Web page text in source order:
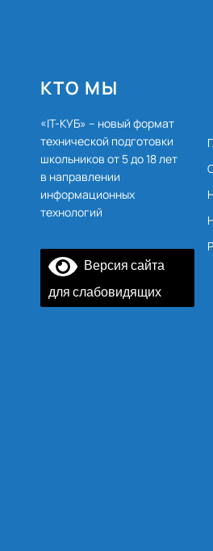
КТО МЫ
«IT-КУБ» – новый формат
технической подготовки
школьников от 5 до 18 лет
в направлении
информационных
технологий
Версия сайта
для слабовидящих